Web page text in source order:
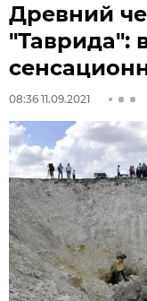
Древний
"Таврида":
08:36 11.09.2021